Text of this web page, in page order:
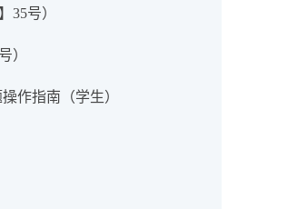
35号）
）
作指南（学生）